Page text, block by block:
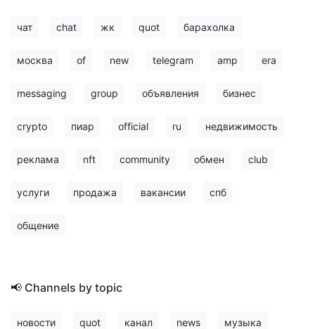
чат chat жк quot барахолка
москва of new telegram amp era
messaging group объявления бизнес
crypto пиар official ru недвижимость
реклама nft community обмен club
услуги продажа вакансии спб
общение
📢 Channels by topic
новости quot канал news музыка